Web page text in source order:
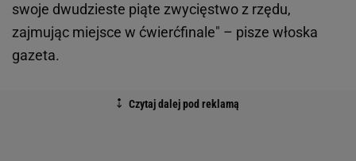
swoje dwudzieste piąte zwycięstwo z rzędu,
zajmując miejsce w ćwierćfinale" – pisze włoska
gazeta.